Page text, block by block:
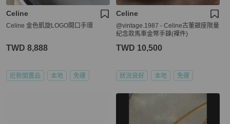
Celine
Celine 金色凱旋LOGO開口手環
TWD 8,888
近新閒置品 本地 免運
Celine
@vintage.1987 - Celine古董銀座限量
紀念款馬車金幣手鍊(裸件)
TWD 10,500
狀況良好 本地 免運